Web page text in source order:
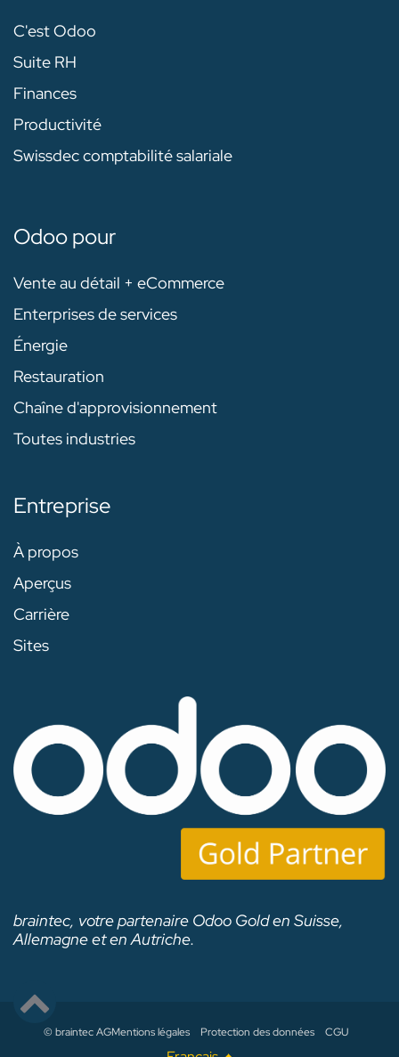
C'est Odoo
Suite RH
Finances
Productivité
Swissdec comptabilité salariale
Odoo pour
Vente au détail + eCommerce
Enterprises de services
Énergie
Restauration
Chaîne d'approvisionnement
Toutes industries
Entreprise
À propos
Aperçus
Carrière
Sites
braintec, votre partenaire Odoo Gold en Suisse,
Allemagne et en Autriche.
© braintec AGMentions légales Protection des données CGU